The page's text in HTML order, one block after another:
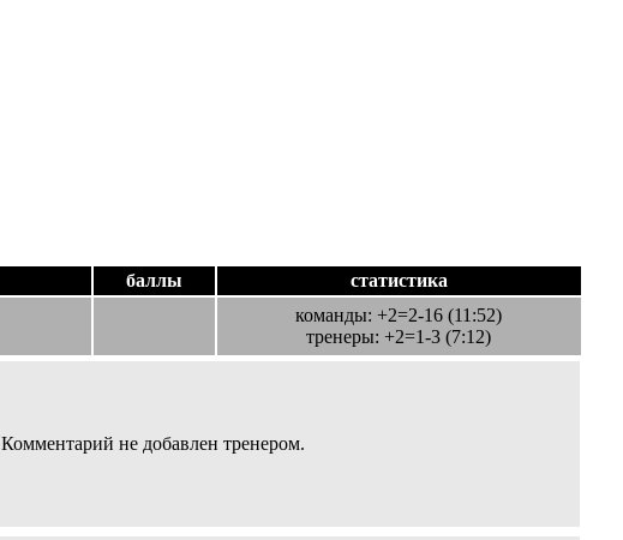
баллы
статистика
команды: +2=2-16 (11:52)
тренеры: +2=1-3 (7:12)
Комментарий не добавлен тренером.